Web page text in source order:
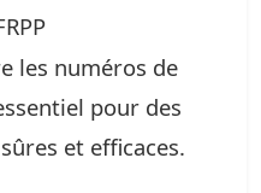
les numéros de
pour des
et efficaces.